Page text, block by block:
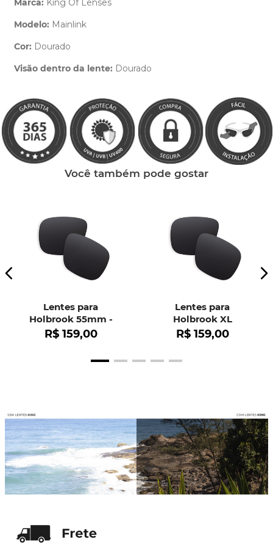
Marca: King Of Lenses
Modelo: Mainlink
Cor: Dourado
Visão dentro da lente: Dourado
Você também pode gostar
Lentes para
Holbrook 55mm -
OO9102
R$ 159,00
Lentes para
Holbrook XL
R$ 159,00